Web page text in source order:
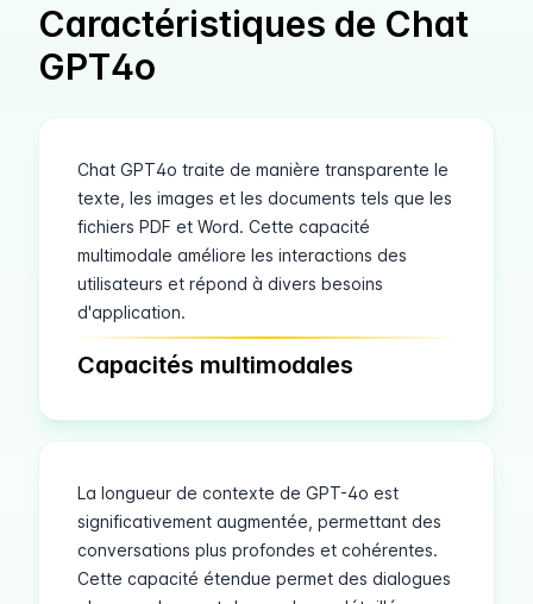
Caractéristiques de Chat
GPT4o
Chat GPT4o traite de manière transparente le
texte, les images et les documents tels que les
fichiers PDF et Word. Cette capacité
multimodale améliore les interactions des
utilisateurs et répond à divers besoins
d'application.
Capacités multimodales
La longueur de contexte de GPT-4o est
significativement augmentée, permettant des
conversations plus profondes et cohérentes.
Cette capacité étendue permet des dialogues